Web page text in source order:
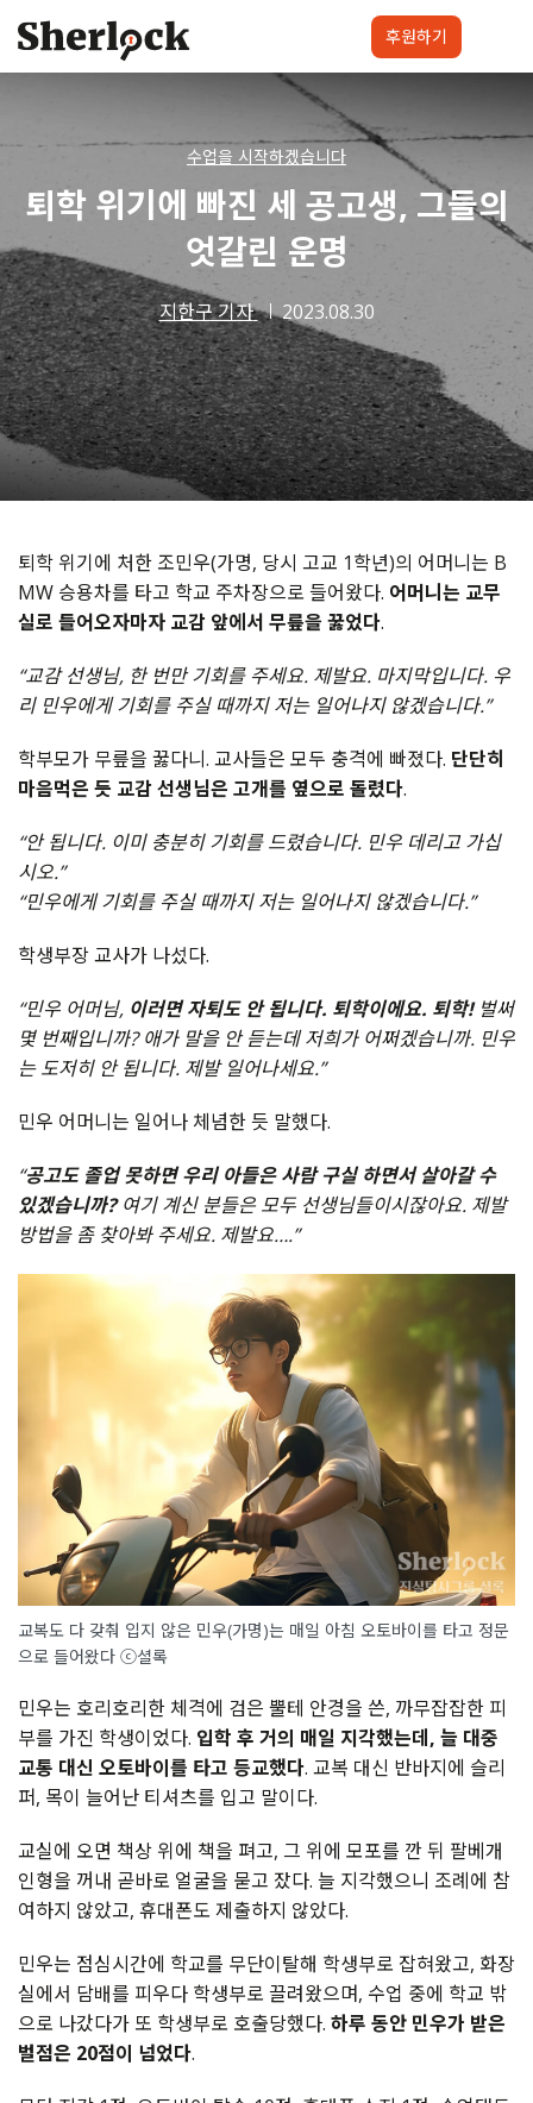
content
셜록클럽
후원하기
수업을 시작하겠습니다
퇴학 위기에 빠진 세 공고생, 그들의
엇갈린 운명
지한구 기자 2023.08.30
퇴학 위기에 처한 조민우(가명, 당시 고교 1학년)의 어머니는 B
MW 승용차를 타고 학교 주차장으로 들어왔다. 어머니는 교무
실로 들어오자마자 교감 앞에서 무릎을 꿇었다.
“교감 선생님, 한 번만 기회를 주세요. 제발요. 마지막입니다. 우
리 민우에게 기회를 주실 때까지 저는 일어나지 않겠습니다.”
학부모가 무릎을 꿇다니. 교사들은 모두 충격에 빠졌다. 단단히
마음먹은 듯 교감 선생님은 고개를 옆으로 돌렸다.
“안 됩니다. 이미 충분히 기회를 드렸습니다. 민우 데리고 가십
시오.”
“민우에게 기회를 주실 때까지 저는 일어나지 않겠습니다.”
학생부장 교사가 나섰다.
“민우 어머님, 이러면 자퇴도 안 됩니다. 퇴학이에요. 퇴학!벌써
몇 번째입니까? 애가 말을 안 듣는데 저희가 어쩌겠습니까. 민우
는 도저히 안 됩니다. 제발 일어나세요.”
민우 어머니는 일어나 체념한 듯 말했다.
“공고도 졸업 못하면 우리 아들은 사람 구실 하면서 살아갈 수
있겠습니까?여기 계신 분들은 모두 선생님들이시잖아요. 제발
방법을 좀 찾아봐 주세요. 제발요….”
교복도 다 갖춰 입지 않은 민우(가명)는 매일 아침 오토바이를 타고 정문
으로 들어왔다 ⓒ셜록
민우는 호리호리한 체격에 검은 뿔테 안경을 쓴, 까무잡잡한 피
부를 가진 학생이었다. 입학 후 거의 매일 지각했는데, 늘 대중
교통 대신 오토바이를 타고 등교했다. 교복 대신 반바지에 슬리
퍼, 목이 늘어난 티셔츠를 입고 말이다.
교실에 오면 책상 위에 책을 펴고, 그 위에 모포를 깐 뒤 팔베개
인형을 꺼내 곧바로 얼굴을 묻고 잤다. 늘 지각했으니 조례에 참
여하지 않았고, 휴대폰도 제출하지 않았다.
민우는 점심시간에 학교를 무단이탈해 학생부로 잡혀왔고, 화장
실에서 담배를 피우다 학생부로 끌려왔으며, 수업 중에 학교 밖
으로 나갔다가 또 학생부로 호출당했다. 하루 동안 민우가 받은
벌점은 20점이 넘었다.